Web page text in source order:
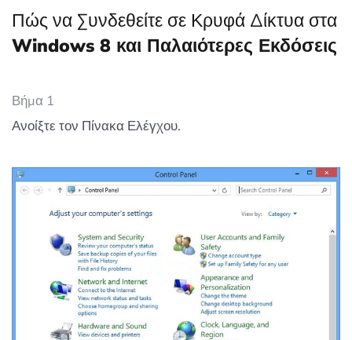
Πώς να Συνδεθείτε σε Κρυφά Δίκτυα στα
Windows 8 και Παλαιότερες Εκδόσεις
Βήμα 1
Ανοίξτε τον Πίνακα Ελέγχου.